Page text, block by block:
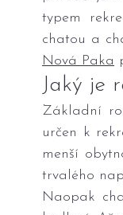
typem
chatou a
Nová Paka
Jaký je
Základní
určen k
menší
trvalého
Naopak